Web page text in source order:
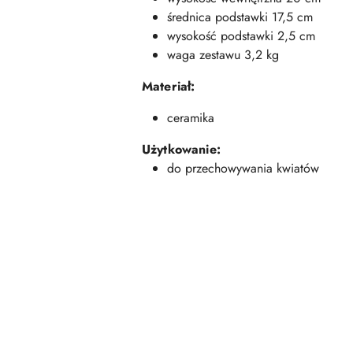
średnica podstawki 17,5 cm
wysokość podstawki 2,5 cm
waga zestawu 3,2 kg
Materiał:
ceramika
Użytkowanie:
do przechowywania kwiatów